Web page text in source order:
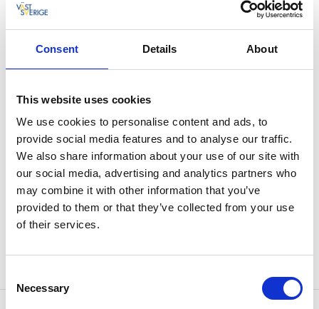
Consent Details About
This website uses cookies
We use cookies to personalise content and ads, to
provide social media features and to analyse our traffic.
We also share information about your use of our site with
our social media, advertising and analytics partners who
may combine it with other information that you’ve
provided to them or that they’ve collected from your use
of their services.
Selection
Necessary
och det finns massa att titta på.
Välkommen in till Slöjdhuset 49
Unik butik där lokala hantverkare säljer sina alster
tillverkari hård och mjuk slöjd. Du hittar handvävda
mattor, löpare och annat vävt. Stickat, virkat och sytt,
träslöjd, textilt konsthantverk, handgjorda smycken
med mera.
Unik butik med unika varor
Butiken är genuin och mysig att gå in i. Här går tiden
fort medan du kikar och spanar in alla fina varor. Här